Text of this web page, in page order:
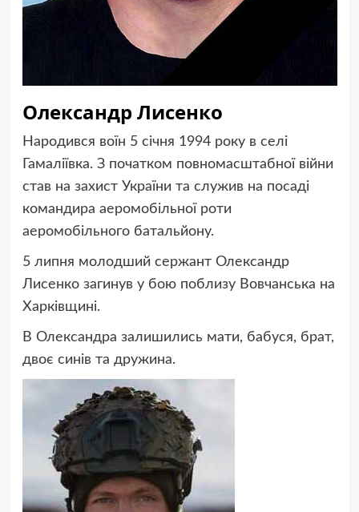
Олександр Лисенко
Народився воїн 5 січня 1994 року в селі
Гамаліївка. З початком повномасштабної війни
став на захист України та служив на посаді
командира аеромобільної роти
аеромобільного батальйону.
5 липня молодший сержант Олександр
Лисенко загинув у бою поблизу Вовчанська на
Харківщині.
В Олександра залишились мати, бабуся, брат,
двоє синів та дружина.